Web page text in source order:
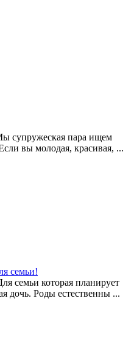
супружеская пара ищем
вы молодая, красивая, ...
семьи!
семьи которая планирует
дочь. Роды естественны ...